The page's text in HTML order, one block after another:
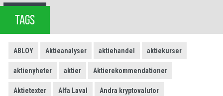
TAGS
ABLOY Aktieanalyser aktiehandel aktiekurser
aktienyheter aktier Aktierekommendationer
Aktietexter Alfa Laval Andra kryptovalutor